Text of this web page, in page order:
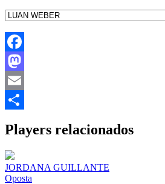
Facebook
Mastodon
Email
Players relacionados
JORDANA GUILLANTE
Oposta